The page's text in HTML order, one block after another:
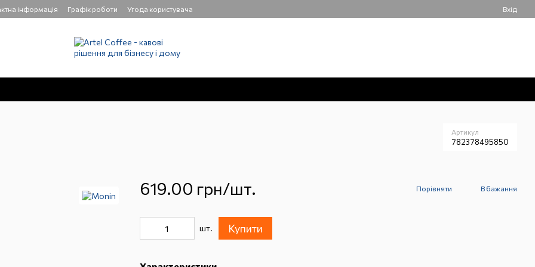
інформація Графік роботи Угода користувача Вхід
Артикул
782378495850
619.00 грн/шт. Порівняти В бажання
шт. Купити